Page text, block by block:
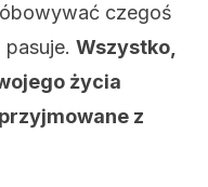
czegoś
Wszystko,
życia
z